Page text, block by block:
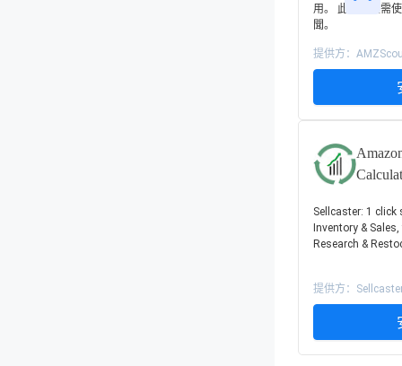
用。 此外，無需
聞。
提供方：
Sellcaster: 1
Inventory &
Research &
提供方：